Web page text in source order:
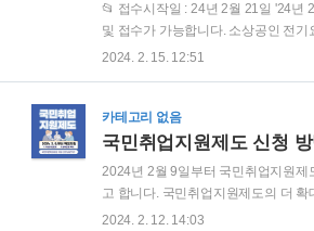
경우 지원대상에서 제외 2. 연 매출액
법인사업자 (더 보기 확인) 더보기 *
년 부가가치세 신고매출액이 0원 초과
📂 접수시작일 : 24년 2월 21일 '24년
및 접수가 가능합니다. 소상공인 전기
및 제출서류는 아래글을 확인해 주세
개) 현황 및 연락처
2024. 2. 15. 12:51
카테고리 없음
국민취업지원제도 신청 방
2024년 2월 9일부터 국민취업지원제
고 합니다. 국민취업지원제도의 더 확
한 번에 가봅시다~! 국민취업지원제도
2024. 2. 12. 14:03